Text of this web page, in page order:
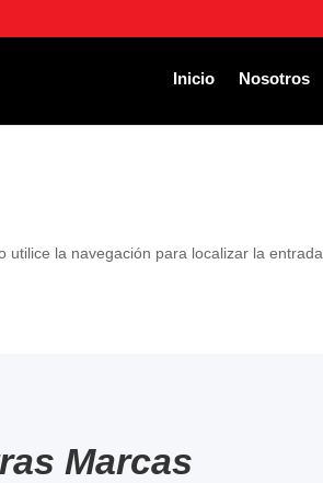
Inicio Nosotros
la navegación para localizar la entrada.
Marcas